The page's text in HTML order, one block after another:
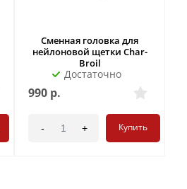
Сменная головка для
нейлоновой щетки Char-
Broil
Достаточно
990 р.
- + Купить